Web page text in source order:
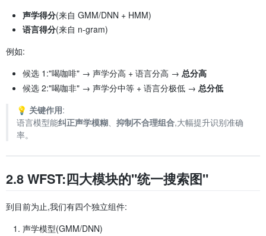
声学得分(来自 GMM/DNN + HMM)
语言得分(来自 n-gram)
例如:
候选 1:"喝咖啡" → 声学分高 + 语言分高 → 总分高
候选 2:"喝咖非" → 声学分中等 + 语言分极低 → 总分低
💡 关键作用:
语言模型能纠正声学模糊、 抑制不合理组合,大幅提升识别准确
率。
2.8 WFST:四大模块的"统一搜索图"
到目前为止,我们有四个独立组件:
声学模型(GMM/DNN)